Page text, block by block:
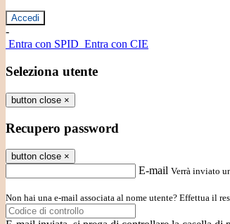
-
Entra con SPID Entra con CIE
Seleziona utente
button close ×
Recupero password
button close ×
E-mail Verrà inviato
Non hai una e-mail associata al nome utente? Effettua il